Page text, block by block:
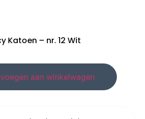
Katoen – nr. 12 Wit
aan winkelwagen